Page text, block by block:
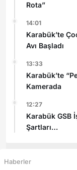
Rota”
14:01
Karabük’te
Avı Başladı
13:33
Karabük’te
Kamerada
12:27
Karabük GSB
Şartları
Haberler